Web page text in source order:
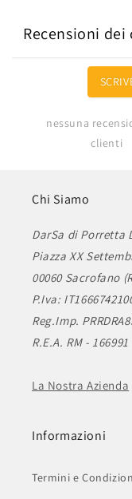
Recensioni
nessuna
clienti
Chi Siamo
DarSa di Porretta
Piazza XX
00060 Sacrofano
P.Iva:
Reg.Imp.
R.E.A. RM - 166991
La Nostra Azienda
Informazioni
Termini e